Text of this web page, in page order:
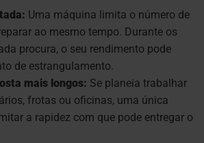
Uma máquina limita o número de
ao mesmo tempo. Durante os
procura, o seu rendimento pode
de estrangulamento.
mais longos: Se planeia trabalhar
frotas ou oficinas, uma única
a rapidez com que pode entregar o